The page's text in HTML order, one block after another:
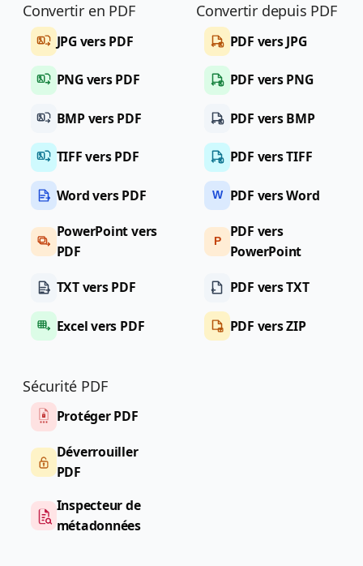
Convertir en PDF
JPG vers PDF
PNG vers PDF
BMP vers PDF
TIFF vers PDF
Word vers PDF
PowerPoint vers
PDF
TXT vers PDF
Excel vers PDF
Convertir depuis PDF
PDF vers JPG
PDF vers PNG
PDF vers BMP
PDF vers TIFF
W PDF vers Word
P
PDF vers
PowerPoint
PDF vers TXT
PDF vers ZIP
Sécurité PDF
Protéger PDF
Déverrouiller
PDF
Inspecteur de
métadonnées